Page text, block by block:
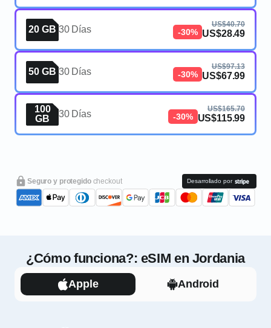
20 GB 30 Días -30%
US$40.70
US$28.49
50 GB 30 Días -30%
US$97.13
US$67.99
100
GB
30 Días -30%
US$165.70
US$115.99
Seguro y protegido checkout Desarrollado por
¿Cómo funciona?: eSIM en Jordania
Apple Android